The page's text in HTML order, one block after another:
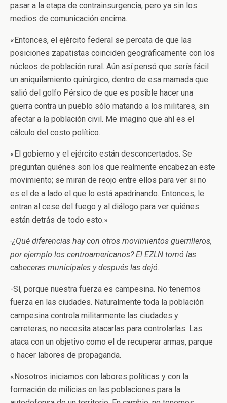
pasar a la etapa de contrainsurgencia, pero ya sin los
medios de comunicación encima.
«Entonces, el ejército federal se percata de que las
posiciones zapatistas coinciden geográficamente con los
núcleos de población rural. Aún así pensó que sería fácil
un aniquilamiento quirúrgico, dentro de esa mamada que
salió del golfo Pérsico de que es posible hacer una
guerra contra un pueblo sólo matando a los militares, sin
afectar a la población civil. Me imagino que ahí es el
cálculo del costo político.
«El gobierno y el ejército están desconcertados. Se
preguntan quiénes son los que realmente encabezan este
movimiento; se miran de reojo entre ellos para ver si no
es el de a lado el que lo está apadrinando. Entonces, le
entran al cese del fuego y al diálogo para ver quiénes
están detrás de todo esto.»
-¿Qué diferencias hay con otros movimientos guerrilleros,
por ejemplo los centroamericanos? El EZLN tomó las
cabeceras municipales y después las dejó.
-Sí, porque nuestra fuerza es campesina. No tenemos
fuerza en las ciudades. Naturalmente toda la población
campesina controla militarmente las ciudades y
carreteras, no necesita atacarlas para controlarlas. Las
ataca con un objetivo como el de recuperar armas, parque
o hacer labores de propaganda.
«Nosotros iniciamos con labores políticas y con la
formación de milicias en las poblaciones para la